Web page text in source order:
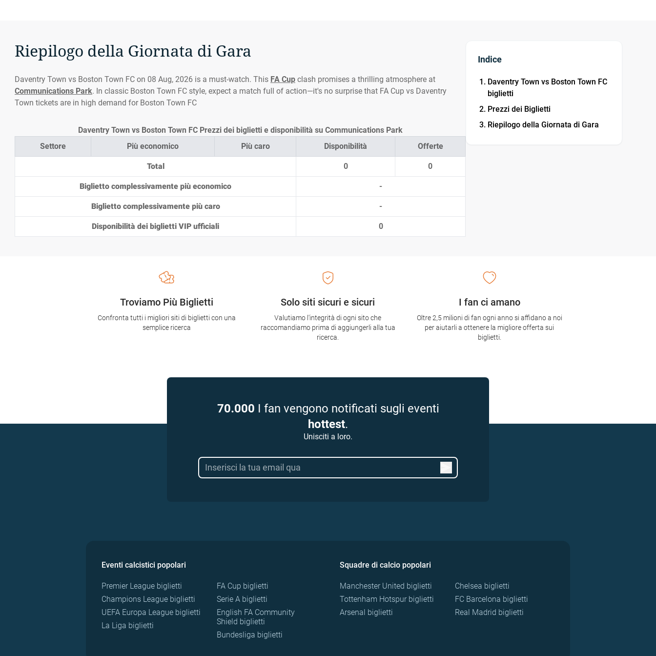
Riepilogo della Giornata di Gara
Daventry Town vs Boston Town FC on 08 Aug, 2026 is a must-watch. This FA Cup clash promises a thrilling atmosphere at
Communications Park. In classic Boston Town FC style, expect a match full of action—it's no surprise that FA Cup vs Daventry
Town tickets are in high demand for Boston Town FC
Settore Più economico Più caro Disponibilità Offerte
Total 0 0
Biglietto complessivamente più economico -
Biglietto complessivamente più caro -
Disponibilità dei biglietti VIP ufficiali 0
Daventry Town vs Boston Town FC Prezzi dei biglietti e disponibilità su Communications Park
Indice
Daventry Town vs Boston Town FC
biglietti
Prezzi dei Biglietti
Riepilogo della Giornata di Gara
Solo siti sicuri e sicuri
Valutiamo l'integrità di ogni sito che
raccomandiamo prima di aggiungerli alla tua
ricerca.
Troviamo Più Biglietti
Confronta tutti i migliori siti di biglietti con una
semplice ricerca
I fan ci amano
Oltre 2,5 milioni di fan ogni anno si affidano a noi
per aiutarli a ottenere la migliore offerta sui
biglietti.
70.000 I fan vengono notificati sugli eventi
hottest.
Unisciti a loro.
Eventi calcistici popolari
Premier League biglietti
Champions League biglietti
UEFA Europa League biglietti
La Liga biglietti
FA Cup biglietti
Serie A biglietti
English FA Community
Shield biglietti
Bundesliga biglietti
Squadre di calcio popolari
Manchester United biglietti
Tottenham Hotspur biglietti
Arsenal biglietti
Chelsea biglietti
FC Barcelona biglietti
Real Madrid biglietti